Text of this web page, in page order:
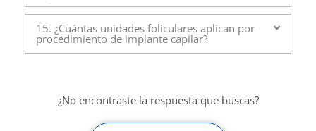
15. ¿Cuántas unidades foliculares aplican por
procedimiento de implante capilar?
¿No encontraste la respuesta que buscas?